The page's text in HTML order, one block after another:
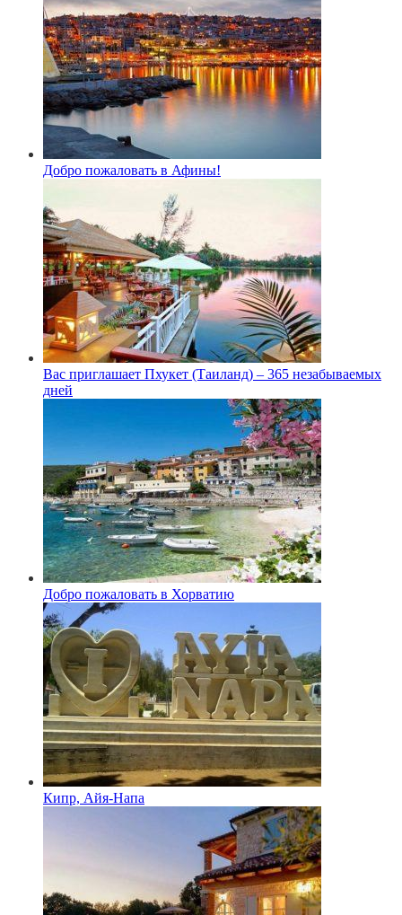
Добро пожаловать в Афины!
Вас приглашает Пхукет (Таиланд) – 365 незабываемых
дней
Добро пожаловать в Хорватию
Кипр, Айя-Напа